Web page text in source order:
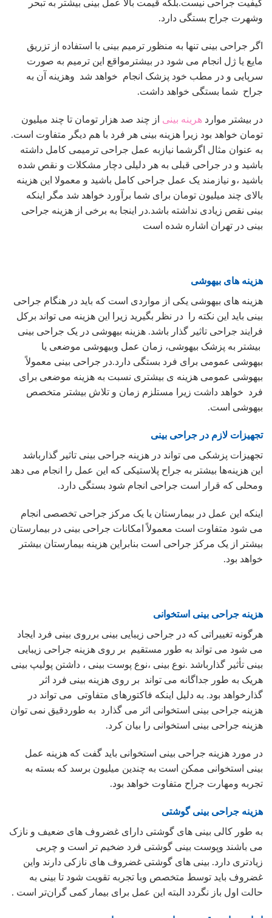
کیفیت جراحی نیست.بلکه قیمت بالا عمل بینی بیشتر به تبحر
وشهرت جراح بستگی دارد.
اگر جراحی بینی تنها به منظور ترمیم بینی با استفاده از تزریق
مایع یا ژل انجام می شود در بیشترمواقع این ترمیم به‌ صورت
سرپایی و در مطب خود پزشک انجام خواهد شد وهزینه آن به
جراح شما بستگی خواهد داشت.
در بیشتر موارد هرینه بینی از چند صد هزار تومان تا چند میلیون
تومان خواهد بود زیرا هزینه بینی هر فرد با هم دیگر متفاوت است.
به عنوان مثال اگرشما نیازبه عمل جراحی ترمیمی کامل داشته
باشید و در جراحی قبلی به هر دلیلی دچار مشکلات و نقص شده
باشید ،و نیازمند یک عمل جراحی کامل باشید و معمولا این هزینه
بالای چند میلیون تومان برای شما برآورد خواهد شد مگر اینکه
بینی نقص زیادی نداشته باشد.در اینجا به برخی از هزینه جراحی
بینی در تهران اشاره شده است
هزینه های بیهوشی
هزینه های بیهوشی یکی از مواردی است که باید در هنگام جراحی
بینی باید این نکته را در نظر بگیرید زیرا این هزینه می تواند برکل
فرایند جراحی تاثیر گذار باشد. هزینه بیهوشی در یک جراحی بینی
بیشتر به پزشک بیهوشی، زمان عمل وبیهوشی موضعی یا
بیهوشی عمومی برای فرد بستگی دارد.در جراحی بینی معمولاً
بیهوشی عمومی هزینه ی بیشتری نسبت به هزینه موضعی برای
فرد خواهد داشت زیرا مستلزم زمان و تلاش بیشتر متخصص
بیهوشی است.
تجهیزات لازم در جراحی بینی
تجهیزات پزشکی می تواند در هزینه جراحی بینی تاثیر گذارباشد
این هزینه‌ها بیشتر به جراح پلاستیکی که این عمل را انجام می دهد
ومحلی که قرار است جراحی انجام شود بستگی دارد.
اینکه این عمل در بیمارستان یا یک مرکز جراحی تخصصی انجام
می شود متفاوت است معمولاً امکانات جراحی بینی در بیمارستان
بیشتر از یک مرکز جراحی است بنابراین هزینه بیمارستان بیشتر
خواهد بود.
هزینه جراحی بینی استخوانی
هرگونه تغییراتی که در جراحی زیبایی بینی برروی بینی فرد ایجاد
می شود می تواند به طور مستقیم بر روی هزینه جراحی زیبایی
بینی تأثیر گذارباشد .نوع بینی ،نوع پوست بینی ، داشتن پولیپ بینی
هریک به طور جداگانه می تواند بر روی هزینه بینی فرد اثر
گذارخواهد بود. به دلیل اینکه فاکتورهای متفاوتی می تواند در
هزینه جراحی بینی استخوانی اثر می گذارد به طوردقیق نمی توان
هزینه جراحی بینی استخوانی را بیان کرد.
در مورد هزینه جراحی بینی استخوانی باید گفت که هزینه عمل
بینی استخوانی ممکن است به چندین میلیون برسد که بسته به
تجربه ومهارت جراح متفاوت خواهد بود.
هزینه جراحی بینی گوشتی
به طور کالی بینی های گوشتی دارای غضروف های ضعیف و نازک
می باشند وپوست بینی گوشتی فرد ضخیم تر است و چربی
زیادتری دارد. بینی های گوشتی غضروف های نازکی دارند واین
غضروف باید توسط متخصص وبا تجربه تقویت شود تا بینی به
حالت اول باز نگردد البته این عمل برای بیمار کمی گران‌تر است .